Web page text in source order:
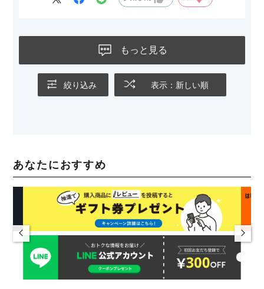
もっと見る
絞り込み 表示：新しい順
あなたにおすすめ